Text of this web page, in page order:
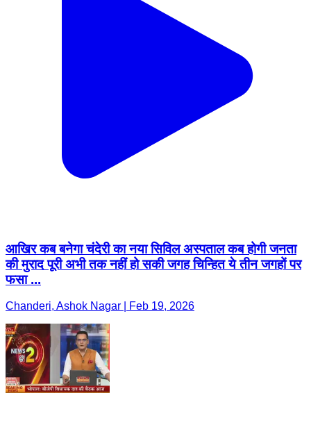
आखिर कब बनेगा चंदेरी का नया सिविल अस्पताल कब होगी जनता
की मुराद पूरी अभी तक नहीं हो सकी जगह चिन्हित ये तीन जगहों पर
फसा ...
Chanderi, Ashok Nagar | Feb 19, 2026